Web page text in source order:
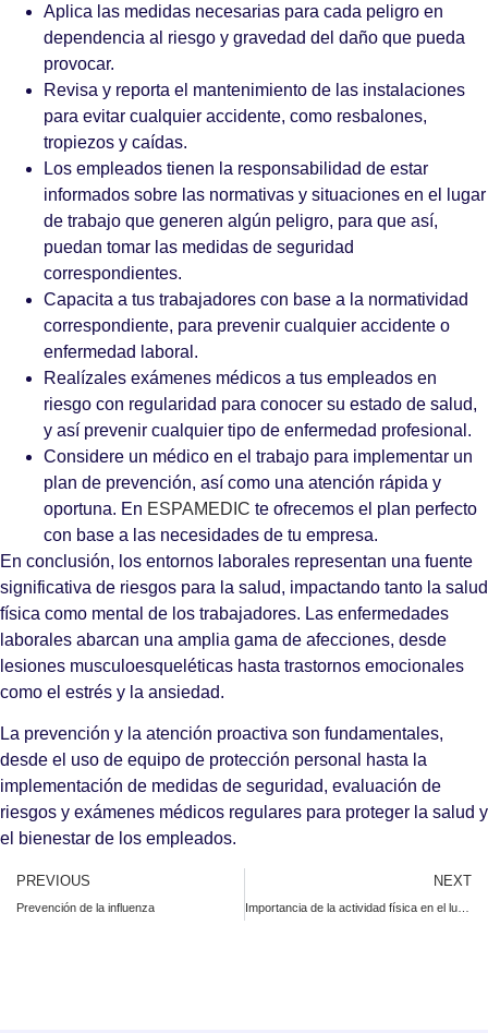
Aplica las medidas necesarias para cada peligro en
dependencia al riesgo y gravedad del daño que pueda
provocar.
Revisa y reporta el mantenimiento de las instalaciones
para evitar cualquier accidente, como resbalones,
tropiezos y caídas.
Los empleados tienen la responsabilidad de estar
informados sobre las normativas y situaciones en el lugar
de trabajo que generen algún peligro, para que así,
puedan tomar las medidas de seguridad
correspondientes.
Capacita a tus trabajadores con base a la normatividad
correspondiente, para prevenir cualquier accidente o
enfermedad laboral.
Realízales exámenes médicos a tus empleados en
riesgo con regularidad para conocer su estado de salud,
y así prevenir cualquier tipo de enfermedad profesional.
Considere un médico en el trabajo para implementar un
plan de prevención, así como una atención rápida y
oportuna. En ESPAMEDIC te ofrecemos el plan perfecto
con base a las necesidades de tu empresa.
En conclusión, los entornos laborales representan una fuente
significativa de riesgos para la salud, impactando tanto la salud
física como mental de los trabajadores. Las enfermedades
laborales abarcan una amplia gama de afecciones, desde
lesiones musculoesqueléticas hasta trastornos emocionales
como el estrés y la ansiedad.
La prevención y la atención proactiva son fundamentales,
desde el uso de equipo de protección personal hasta la
implementación de medidas de seguridad, evaluación de
riesgos y exámenes médicos regulares para proteger la salud y
el bienestar de los empleados.
PREVIOUS
Prevención de la influenza
NEXT
Importancia de la actividad física en el lugar de trabajo